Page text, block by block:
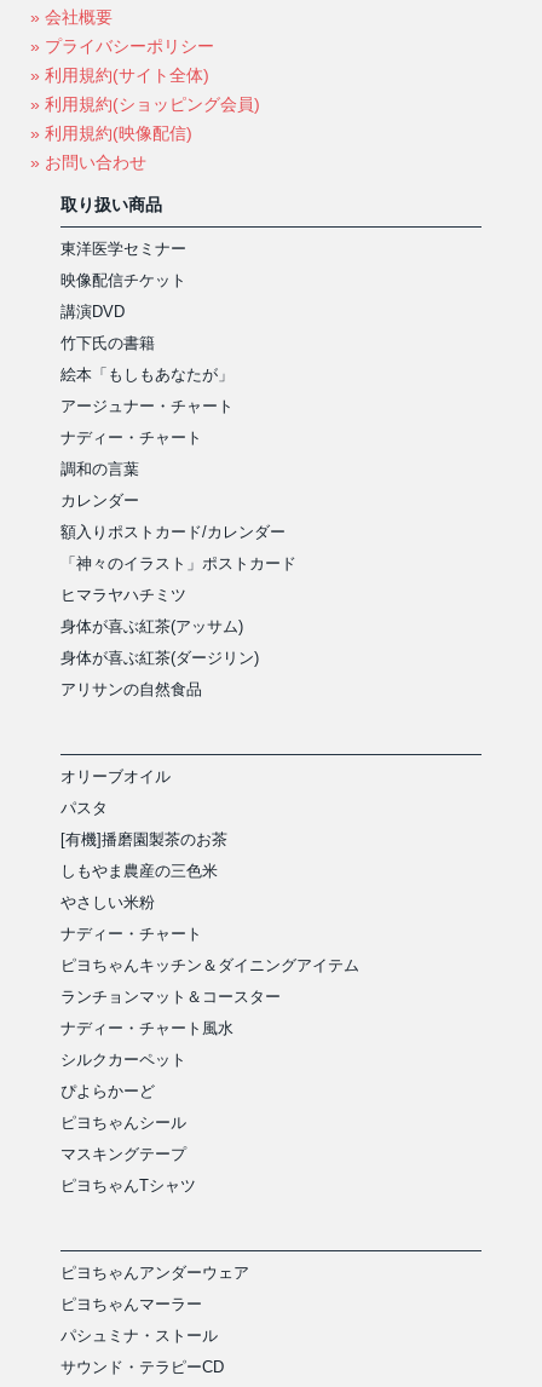
» 会社概要
» プライバシーポリシー
» 利用規約(サイト全体)
» 利用規約(ショッピング会員)
» 利用規約(映像配信)
» お問い合わせ
取り扱い商品
東洋医学セミナー
映像配信チケット
講演DVD
竹下氏の書籍
絵本「もしもあなたが」
アージュナー・チャート
ナディー・チャート
調和の言葉
カレンダー
額入りポストカード/カレンダー
「神々のイラスト」ポストカード
ヒマラヤハチミツ
身体が喜ぶ紅茶(アッサム)
身体が喜ぶ紅茶(ダージリン)
アリサンの自然食品
オリーブオイル
パスタ
[有機]播磨園製茶のお茶
しもやま農産の三色米
やさしい米粉
ナディー・チャート
ピヨちゃんキッチン＆ダイニングアイテム
ランチョンマット＆コースター
ナディー・チャート風水
シルクカーペット
ぴよらかーど
ピヨちゃんシール
マスキングテープ
ピヨちゃんTシャツ
ピヨちゃんアンダーウェア
ピヨちゃんマーラー
パシュミナ・ストール
サウンド・テラピーCD